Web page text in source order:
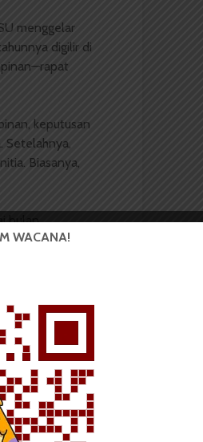
menggelar
digilir di
keputusan
Setelahnya,
Biasanya,
bulan
dahulu dan
lalu
Pasaribu,
Tinggi
Republik
WACANA!